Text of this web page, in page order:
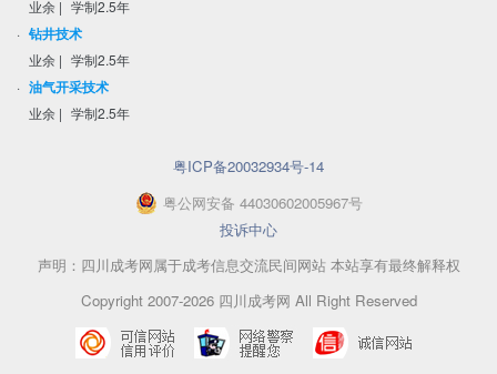
业余 | 学制2.5年
· 钻井技术
业余 | 学制2.5年
· 油气开采技术
业余 | 学制2.5年
粤ICP备20032934号-14
粤公网安备 44030602005967号
投诉中心
声明：四川成考网属于成考信息交流民间网站 本站享有最终解释权
Copyright 2007-2026 四川成考网 All Right Reserved